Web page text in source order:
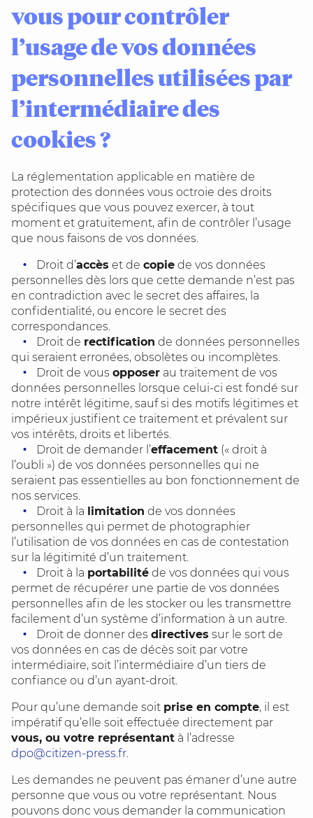
vous pour contrôler
l’usage de vos données
personnelles utilisées par
l’intermédiaire des
cookies ?
La réglementation applicable en matière de
protection des données vous octroie des droits
spécifiques que vous pouvez exercer, à tout
moment et gratuitement, afin de contrôler l’usage
que nous faisons de vos données.
Droit d’accès et de copie de vos données
personnelles dès lors que cette demande n’est pas
en contradiction avec le secret des affaires, la
confidentialité, ou encore le secret des
correspondances.
Droit de rectification de données personnelles
qui seraient erronées, obsolètes ou incomplètes.
Droit de vous opposer au traitement de vos
données personnelles lorsque celui-ci est fondé sur
notre intérêt légitime, sauf si des motifs légitimes et
impérieux justifient ce traitement et prévalent sur
vos intérêts, droits et libertés.
Droit de demander l’effacement (« droit à
l’oubli ») de vos données personnelles qui ne
seraient pas essentielles au bon fonctionnement de
nos services.
Droit à la limitation de vos données
personnelles qui permet de photographier
l’utilisation de vos données en cas de contestation
sur la légitimité d’un traitement.
Droit à la portabilité de vos données qui vous
permet de récupérer une partie de vos données
personnelles afin de les stocker ou les transmettre
facilement d’un système d’information à un autre.
Droit de donner des directives sur le sort de
vos données en cas de décès soit par votre
intermédiaire, soit l’intermédiaire d’un tiers de
confiance ou d’un ayant-droit.
Pour qu’une demande soit prise en compte, il est
impératif qu’elle soit effectuée directement par
vous, ou votre représentant à l’adresse
dpo@citizen-press.fr.
Les demandes ne peuvent pas émaner d’une autre
personne que vous ou votre représentant. Nous
pouvons donc vous demander la communication